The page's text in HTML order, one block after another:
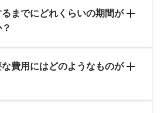
までにどれくらいの期間が
費用にはどのようなものが